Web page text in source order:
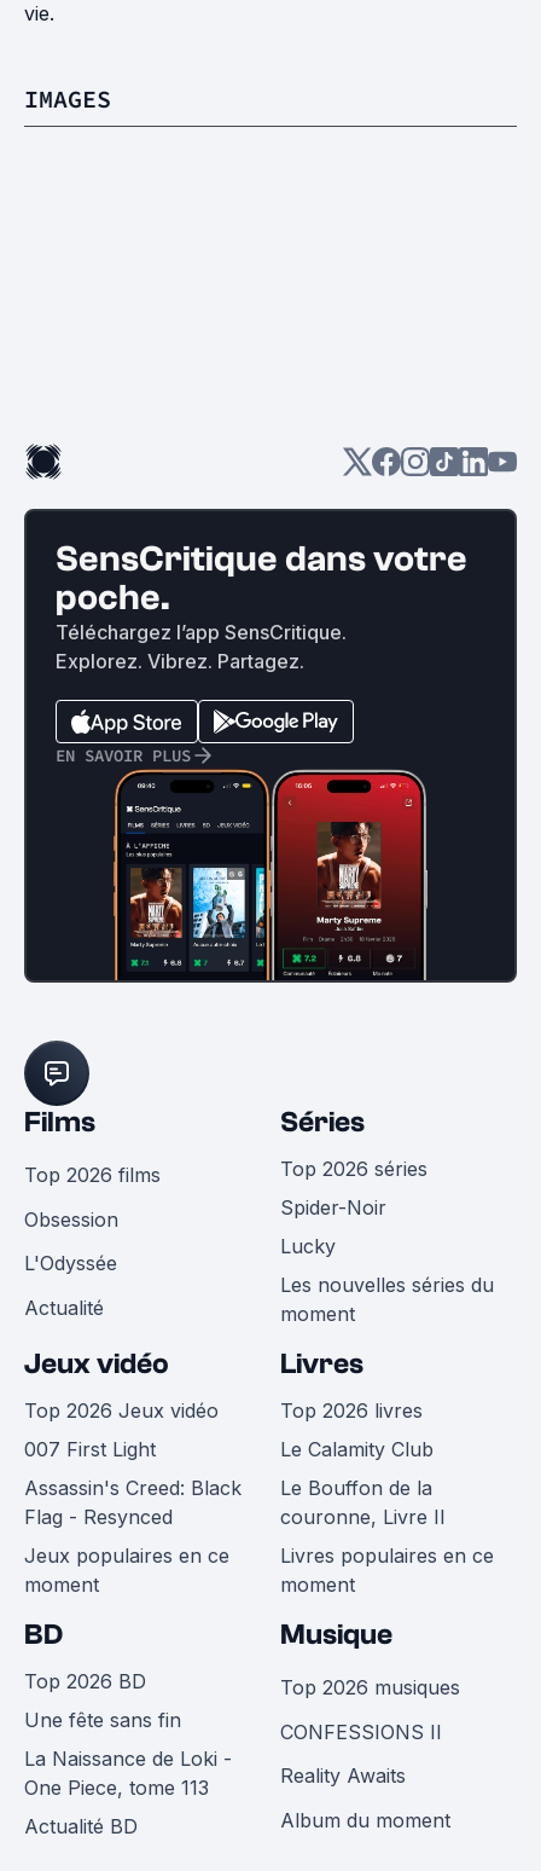
vie.
IMAGES
SensCritique dans votre
poche.
Téléchargez l’app SensCritique.
Explorez. Vibrez. Partagez.
EN SAVOIR PLUS
Films
Top 2026 films
Obsession
L'Odyssée
Actualité
Séries
Top 2026 séries
Spider-Noir
Lucky
Les nouvelles séries du
moment
Jeux vidéo
Top 2026 Jeux vidéo
007 First Light
Assassin's Creed: Black
Flag - Resynced
Jeux populaires en ce
moment
Livres
Top 2026 livres
Le Calamity Club
Le Bouffon de la
couronne, Livre II
Livres populaires en ce
moment
BD
Top 2026 BD
Une fête sans fin
La Naissance de Loki -
One Piece, tome 113
Actualité BD
Musique
Top 2026 musiques
CONFESSIONS II
Reality Awaits
Album du moment